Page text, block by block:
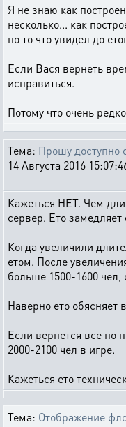
Я не знаю как
несколько... как
но то что увидел до
Если Вася вернеть
исправиться.
Потому что очень
Тема: Прошу доступно
14 Августа 2016
Кажеться НЕТ. Чем
сервер. Ето
Когда увеличили
етом. После
больше 1500-1600 чел,
Наверно ето обясняет
Если вернется все по
2000-2100 чел в игре.
Кажеться ето
Тема: Отображение